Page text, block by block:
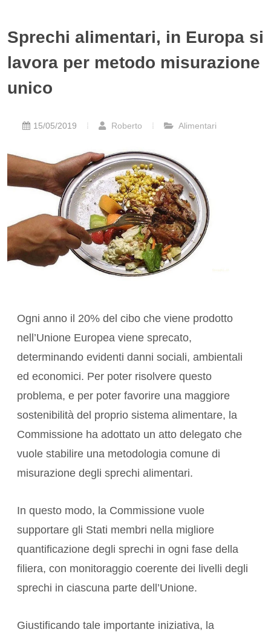
Sprechi alimentari, in Europa si
lavora per metodo misurazione
unico
15/05/2019 Roberto Alimentari
Ogni anno il 20% del cibo che viene prodotto
nell’Unione Europea viene sprecato,
determinando evidenti danni sociali, ambientali
ed economici. Per poter risolvere questo
problema, e per poter favorire una maggiore
sostenibilità del proprio sistema alimentare, la
Commissione ha adottato un atto delegato che
vuole stabilire una metodologia comune di
misurazione degli sprechi alimentari.
In questo modo, la Commissione vuole
supportare gli Stati membri nella migliore
quantificazione degli sprechi in ogni fase della
filiera, con monitoraggio coerente dei livelli degli
sprechi in ciascuna parte dell’Unione.
Giustificando tale importante iniziativa, la